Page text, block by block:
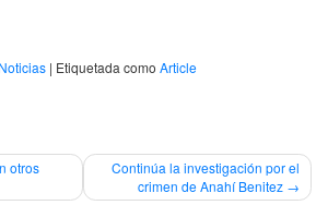
Noticias | Etiquetada como Article
otros
Continúa la investigación por el
crimen de Anahí Benitez